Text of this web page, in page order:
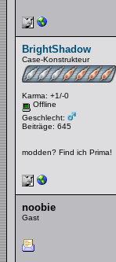
BrightShadow
Case-Konstrukteur
Karma: +1/-0
Offline
Geschlecht:
Beiträge: 645
modden? Find ich Prima!
noobie
Gast